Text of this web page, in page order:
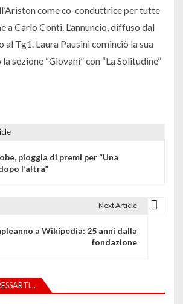
come co-conduttrice per tutte
a Carlo Conti. L’annuncio, diffuso dal
Tg1. Laura Pausini cominciò la sua
sezione “Giovani” con “La Solitudine”
pioggia di premi per “Una
l’altra”
Next Article
a Wikipedia: 25 anni dalla
fondazione